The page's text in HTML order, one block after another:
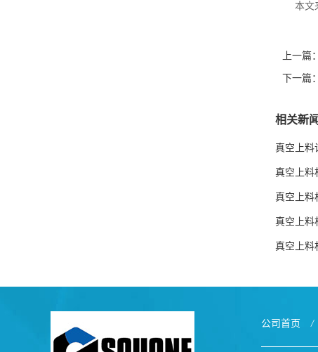
本文
上一篇：
下一篇：
相关新闻
真空上料
真空上料
真空上料
真空上料
真空上料
公司首页 /